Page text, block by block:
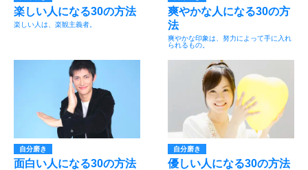
楽しい人になる30の方法
楽しい人は、楽観主義者。
爽やかな人になる30の方
法
爽やかな印象は、努力によって手に入れ
られるもの。
自分磨き
面白い人になる30の方法
自分磨き
優しい人になる30の方法